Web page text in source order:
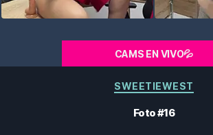
CAMS EN VIVO💦
Categorías
SWEETIEWEST
Foto #16